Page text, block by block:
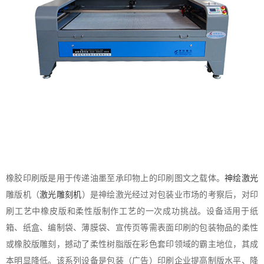
橡胶印刷版是用于传递油墨至承印物上的印刷图文之载体。神绘激光
雕版机（激光雕刻机）是神绘激光经过对包装业市场的考察后，对印
刷工艺中橡皮版和柔性版制作工艺的一次成功挑战。设备适用于纸
箱、纸盒、编制袋、薄膜袋、宣传页等需表面印刷的包装物品的柔性
或橡胶版雕刻，撼动了柔性树脂版在彩色套印领域的霸主地位，其成
本明显降低。该系列设备是包装（广告）印刷企业提高制版水平、降